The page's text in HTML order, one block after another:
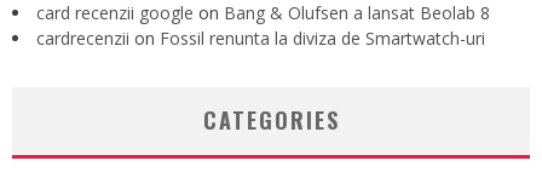
card recenzii google on Bang & Olufsen a lansat Beolab 8
cardrecenzii on Fossil renunta la diviza de Smartwatch-uri
CATEGORIES